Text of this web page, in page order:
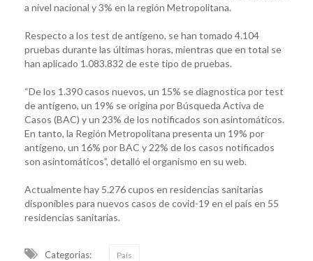
a nivel nacional y 3% en la región Metropolitana.
Respecto a los test de antígeno, se han tomado 4.104
pruebas durante las últimas horas, mientras que en total se
han aplicado 1.083.832 de este tipo de pruebas.
“De los 1.390 casos nuevos, un 15% se diagnostica por test
de antígeno, un 19% se origina por Búsqueda Activa de
Casos (BAC) y un 23% de los notificados son asintomáticos.
En tanto, la Región Metropolitana presenta un 19% por
antígeno, un 16% por BAC y 22% de los casos notificados
son asintomáticos”, detalló el organismo en su web.
Actualmente hay 5.276 cupos en residencias sanitarias
disponibles para nuevos casos de covid-19 en el país en 55
residencias sanitarias.
Categorias: País